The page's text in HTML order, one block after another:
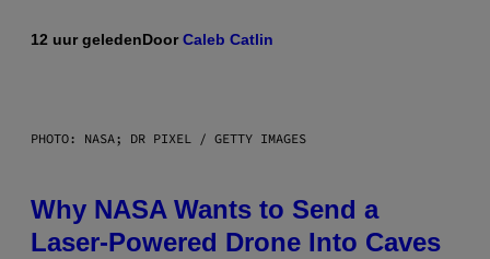
12 uur geledenDoorCaleb Catlin
PHOTO: NASA; DR PIXEL / GETTY IMAGES
Why NASA Wants to Send a
Laser-Powered Drone Into Caves